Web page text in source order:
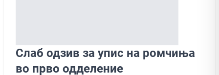
Слаб одзив за упис на ромчиња
во прво одделение